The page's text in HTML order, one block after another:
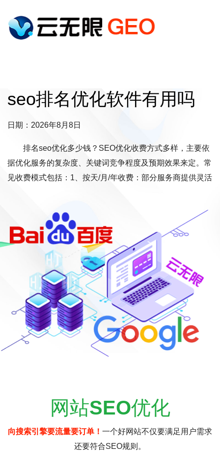
seo排名优化软件有用吗
日期：2026年8月8日
排名seo优化多少钱？SEO优化收费方式多样，主要依
据优化服务的复杂度、关键词竞争程度及预期效果来定。常
见收费模式包括：1、按天/月/年收费：部分服务商提供灵活
网站SEO优化
向搜索引擎要流量要订单！ 一个好网站不仅要满足用户需求
还要符合SEO规则。